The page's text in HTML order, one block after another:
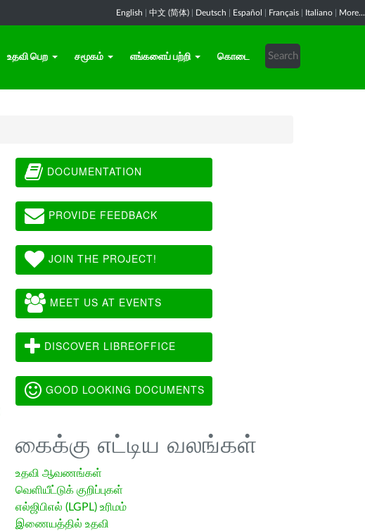
English 中文 (简体) Deutsch Español Français Italiano More...
உதவி பெற சமூகம் எங்களைப் பற்றி கொடை
DOCUMENTATION
PROVIDE FEEDBACK
JOIN THE PROJECT!
MEET US AT EVENTS
DISCOVER LIBREOFFICE
GOOD LOOKING DOCUMENTS
கைக்கு எட்டிய வலங்கள்
உதவி ஆவணங்கள்
வெளியீட்டுக் குறிப்புகள்
எல்ஜிபிஎல் (LGPL) உரிமம்
இணையத்தில் உதவி